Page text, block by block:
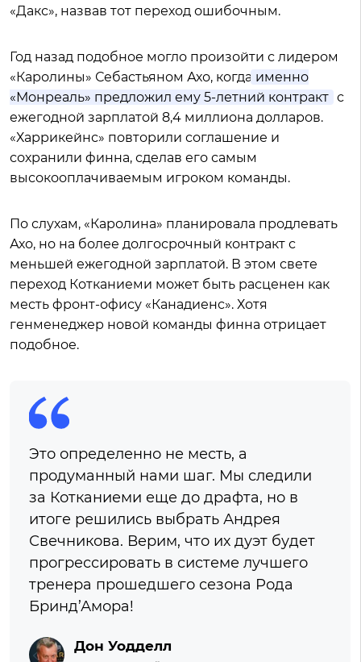
«Дакс», назвав тот переход ошибочным.
Год назад подобное могло произойти с лидером
«Каролины» Себастьяном Ахо, когда именно
«Монреаль» предложил ему 5-летний контракт с
ежегодной зарплатой 8,4 миллиона долларов.
«Харрикейнс» повторили соглашение и
сохранили финна, сделав его самым
высокооплачиваемым игроком команды.
По слухам, «Каролина» планировала продлевать
Ахо, но на более долгосрочный контракт с
меньшей ежегодной зарплатой. В этом свете
переход Котканиеми может быть расценен как
месть фронт-офису «Канадиенс». Хотя
генменеджер новой команды финна отрицает
подобное.
Это определенно не месть, а
продуманный нами шаг. Мы следили
за Котканиеми еще до драфта, но в
итоге решились выбрать Андрея
Свечникова. Верим, что их дуэт будет
прогрессировать в системе лучшего
тренера прошедшего сезона Рода
Бринд’Амора!
Дон Уодделл